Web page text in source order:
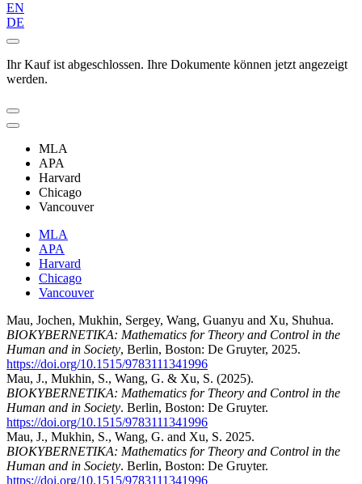
EN
DE
Ihr Kauf ist abgeschlossen. Ihre Dokumente können jetzt angezeigt
werden.
MLA
APA
Harvard
Chicago
Vancouver
MLA
APA
Harvard
Chicago
Vancouver
Mau, Jochen, Mukhin, Sergey, Wang, Guanyu and Xu, Shuhua.
BIOKYBERNETIKA: Mathematics for Theory and Control in the
Human and in Society, Berlin, Boston: De Gruyter, 2025.
https://doi.org/10.1515/9783111341996
Mau, J., Mukhin, S., Wang, G. & Xu, S. (2025).
BIOKYBERNETIKA: Mathematics for Theory and Control in the
Human and in Society. Berlin, Boston: De Gruyter.
https://doi.org/10.1515/9783111341996
Mau, J., Mukhin, S., Wang, G. and Xu, S. 2025.
BIOKYBERNETIKA: Mathematics for Theory and Control in the
Human and in Society. Berlin, Boston: De Gruyter.
https://doi.org/10.1515/9783111341996